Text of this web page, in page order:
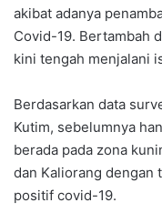
akibat adanya
Covid-19. Bertambah
kini tengah menjalani
Berdasarkan data
Kutim, sebelumnya
berada pada zona
dan Kaliorang dengan
positif covid-19.